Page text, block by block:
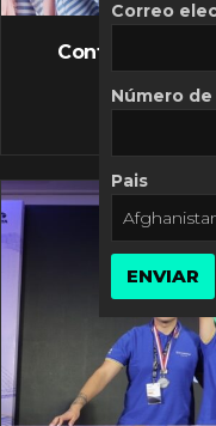
Controversia
Correo
Número
Pais
ENVIAR